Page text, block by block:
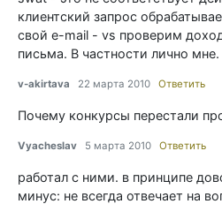
клиентский запрос
свой e-mail - vs проверим
письма. В частности лично мне.
v-akirtava 22 марта 2010 Ответить
Почему конкурсы перестали
Vyacheslav 5 марта 2010 Ответить
работал с ними. в принципе
минус: не всегда отвечает на